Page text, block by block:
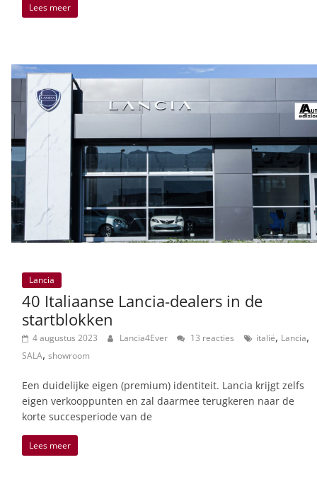
Lees meer
Lancia
40 Italiaanse Lancia-dealers in de
startblokken
4 augustus 2023 Lancia4Ever 13 reacties italië, Lancia,
SALA, showroom
Een duidelijke eigen (premium) identiteit. Lancia krijgt zelfs
eigen verkooppunten en zal daarmee terugkeren naar de
korte succesperiode van de
Lees meer